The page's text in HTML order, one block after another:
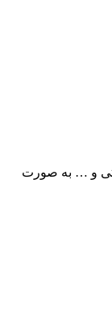
و … به صورت